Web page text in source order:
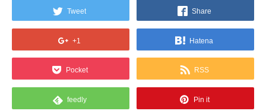
Tweet Share
+1 Hatena
Pocket RSS
feedly Pin it